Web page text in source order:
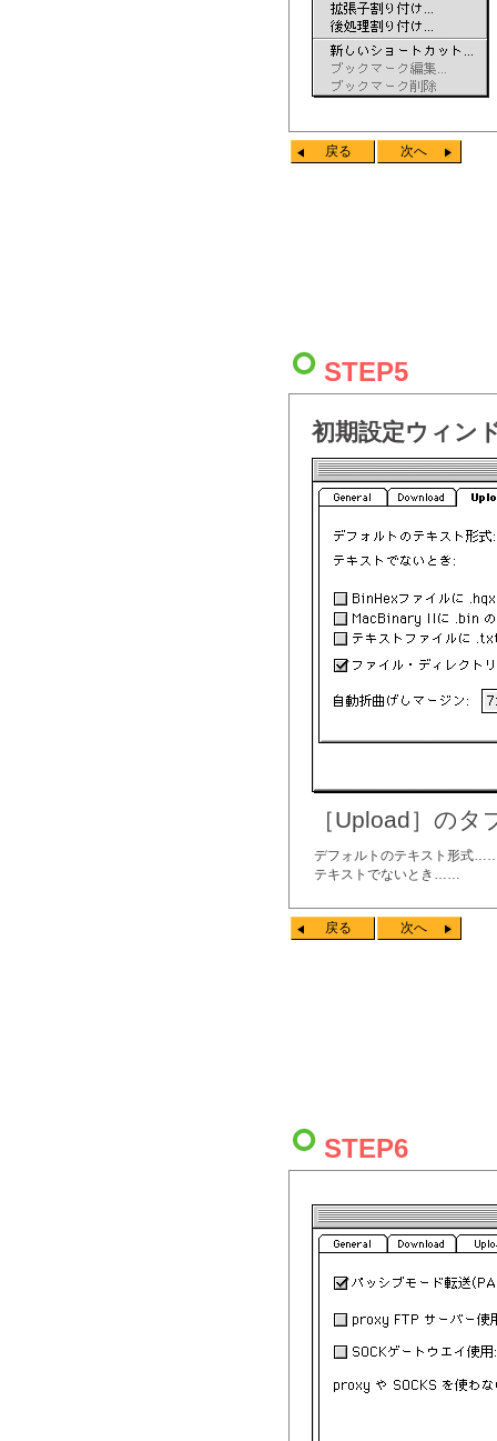
戻る 次へ
STEP5
初期設定ウィン
［Upload］の
デフォルトのテキスト形式
テキストでないとき……
戻る 次へ
STEP6